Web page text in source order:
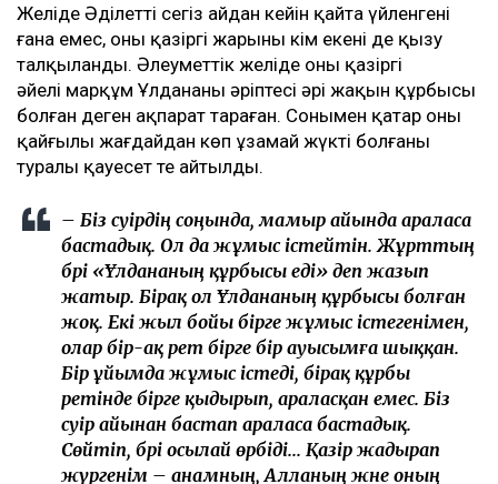
Желіде Әділеттің сегіз айдан кейін қайта үйленгені
ғана емес, оның қазіргі жарының кім екені де қызу
талқыланды. Әлеуметтік желіде оның қазіргі
әйелі марқұм Ұлдананың әріптесі әрі жақын құрбысы
болған деген ақпарат тараған. Сонымен қатар оның
қайғылы жағдайдан көп ұзамай жүкті болғаны
туралы қауесет те айтылды.
– Біз сәуірдің соңында, мамыр айында араласа
бастадық. Ол да жұмыс істейтін. Жұрттың
бәрі «Ұлдананың құрбысы еді» деп жазып
жатыр. Бірақ ол Ұлдананың құрбысы болған
жоқ. Екі жыл бойы бірге жұмыс істегенімен,
олар бір-ақ рет бірге бір ауысымға шыққан.
Бір ұйымда жұмыс істеді, бірақ құрбы
ретінде бірге қыдырып, араласқан емес. Біз
сәуір айынан бастап араласа бастадық.
Сөйтіп, бәрі осылай өрбіді... Қазір жадырап
жүргенім – анамның, Алланың және оның